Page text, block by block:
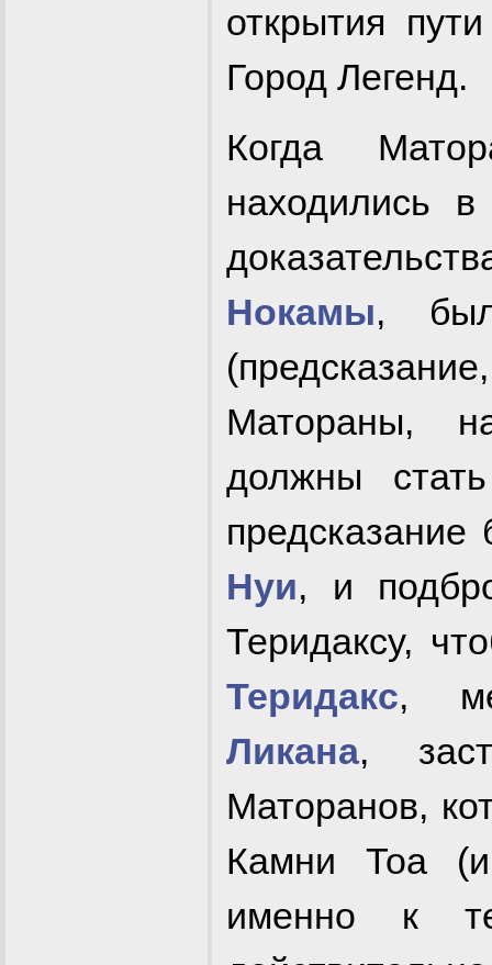
открытия
Город Легенд.
Когда
находились
Нокамы,
Матораны,
должны
Нуи, и
Теридаксу,
Теридакс,
Ликана,
Маторанов,
Камни Тоа
именно к